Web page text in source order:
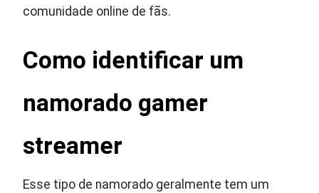
comunidade online de fãs.
Como identificar um
namorado gamer
streamer
Esse tipo de namorado geralmente tem um